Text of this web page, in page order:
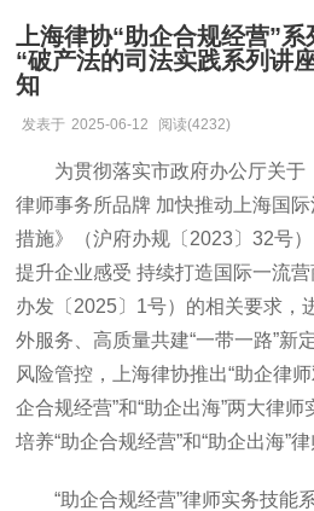
上海律协“助企合规经营”系
“破产法的司法实践系列讲
知
发表于 2025-06-12 阅读(4232)
为贯彻落实市政府办公厅关于
律师事务所品牌 加快推动上海国
措施》（沪府办规〔 2023〕32号
提升企业感受 持续打造国际一流
办发〔2025〕1号）的相关要求，
外服务、高质量共建“一带一路”新
风险管控，上海律协推出“助企律
企合规经营”和“助企出海”两大律师
培养“助企合规经营”和“助企出海”律
“助企合规经营”律师实务技能